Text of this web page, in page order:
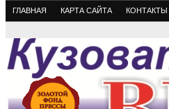
ГЛАВНАЯ КАРТА САЙТА КОНТАКТЫ